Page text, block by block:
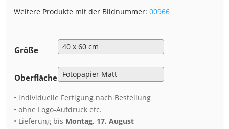
Weitere Produkte mit der Bildnummer:00966
Größe
Oberfläche
• individuelle Fertigung nach Bestellung
• ohne Logo-Aufdruck etc.
• Lieferung bis Montag, 17. August